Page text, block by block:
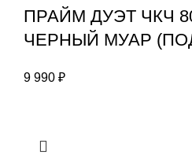
ПРАЙМ ДУЭТ ЧКЧ
ЧЕРНЫЙ МУАР
9 990 ₽